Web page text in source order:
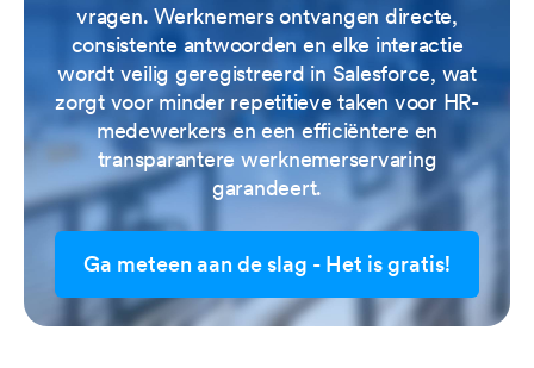
vragen. Werknemers ontvangen directe,
consistente antwoorden en elke interactie
wordt veilig geregistreerd in Salesforce, wat
zorgt voor minder repetitieve taken voor HR-
medewerkers en een efficiëntere en
transparantere werknemerservaring
garandeert.
Ga meteen aan de slag - Het is gratis!